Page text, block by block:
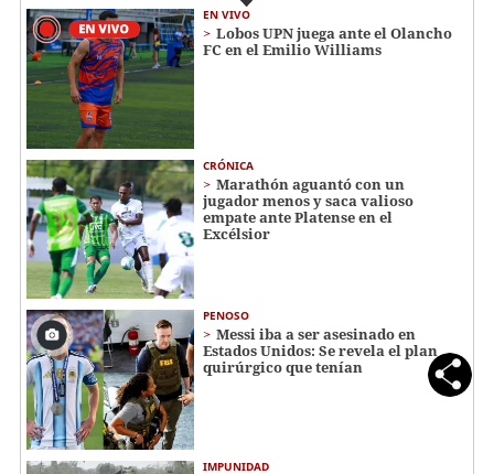
EN VIVO
Lobos UPN juega ante el Olancho
FC en el Emilio Williams
CRÓNICA
Marathón aguantó con un
jugador menos y saca valioso
empate ante Platense en el
Excélsior
PENOSO
Messi iba a ser asesinado en
Estados Unidos: Se revela el plan
quirúrgico que tenían
IMPUNIDAD